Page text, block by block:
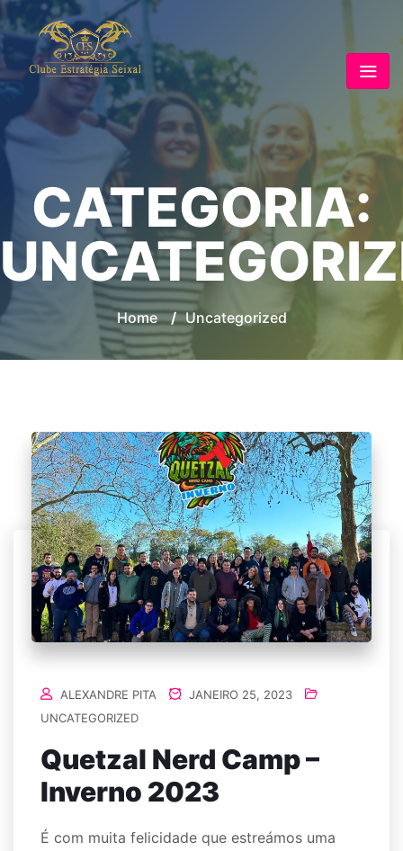
CATEGORIA:
Home / Uncategorized
ALEXANDRE PITA
JANEIRO 25, 2023
UNCATEGORIZED
Quetzal Nerd Camp –
Inverno 2023
É com muita felicidade que estreámos uma